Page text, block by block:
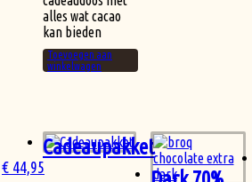
alles wat cacao
kan bieden
Toevoegen aan
winkelwagen
Cadeaupakket
€ 44,95